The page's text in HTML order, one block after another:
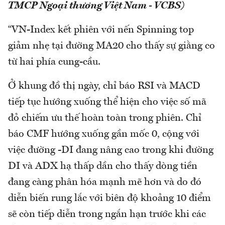
TMCP Ngoại thương Việt Nam - VCBS)
“VN-Index kết phiên với nến Spinning top
giảm nhẹ tại đường MA20 cho thấy sự giằng co
từ hai phía cung-cầu.
Ở khung đồ thị ngày, chỉ báo RSI và MACD
tiếp tục hướng xuống thể hiện cho việc số mã
đỏ chiếm ưu thế hoàn toàn trong phiên. Chỉ
báo CMF hướng xuống gần mốc 0, cộng với
việc đường -DI đang nâng cao trong khi đường
DI và ADX hạ thấp dần cho thấy dòng tiền
đang càng phân hóa mạnh mẽ hơn và do đó
diễn biến rung lắc với biên độ khoảng 10 điểm
sẽ còn tiếp diễn trong ngắn hạn trước khi các